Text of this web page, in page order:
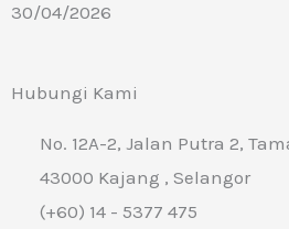
30/04/2026
Hubungi Kami
No. 12A-2, Jalan Putra 2,
43000 Kajang , Selangor
(+60) 14 - 5377 475